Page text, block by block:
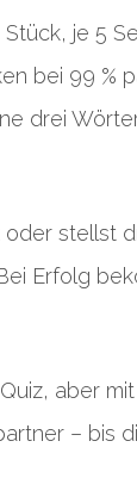
je 5
bei 99 %
drei
oder stellst
Erfolg
aber
– bis